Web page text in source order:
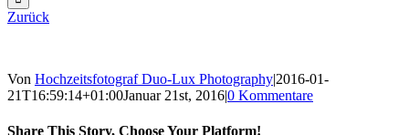
Zurück
Von Hochzeitsfotograf Duo-Lux Photography|2016-01-
21T16:59:14+01:00Januar 21st, 2016|0 Kommentare
Share This Story, Choose Your Platform!